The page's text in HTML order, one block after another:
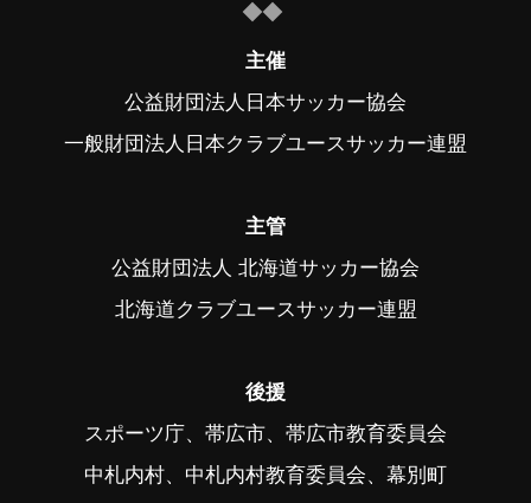
主催
公益財団法人日本サッカー協会
一般財団法人日本クラブユースサッカー連盟
主管
公益財団法人 北海道サッカー協会
北海道クラブユースサッカー連盟
後援
スポーツ庁、帯広市、帯広市教育委員会
中札内村、中札内村教育委員会、幕別町